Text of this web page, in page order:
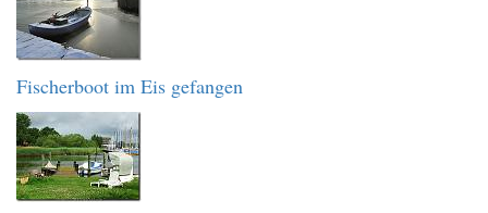
Fischerboot im Eis gefangen